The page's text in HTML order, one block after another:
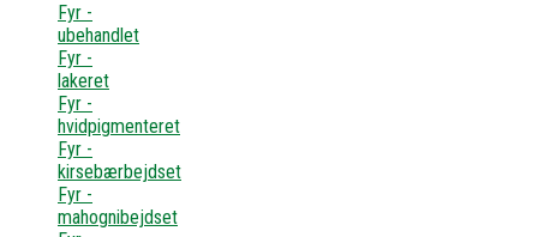
Fyr -
ubehandlet
Fyr -
lakeret
Fyr -
hvidpigmenteret
Fyr -
kirsebærbejdset
Fyr -
mahognibejdset